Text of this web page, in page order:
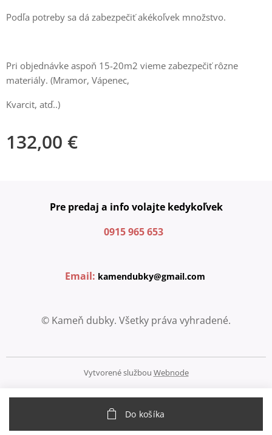
Podľa potreby sa dá zabezpečiť akékoľvek množstvo.
Pri objednávke aspoň 15-20m2 vieme zabezpečiť rôzne
materiály. (Mramor, Vápenec,
Kvarcit, atď..)
132,00 €
Do košíka
Pre predaj a info volajte kedykoľvek
0915 965 653
Email: kamendubky@gmail.com
© Kameň dubky. Všetky práva vyhradené.
Vytvorené službou Webnode